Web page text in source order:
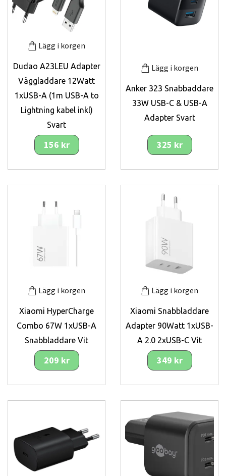
Lägg i korgen
Dudao A23LEU Adapter
Väggladdare 12Watt
1xUSB-A (1m USB-A to
Lightning kabel inkl)
Svart
156 kr
Lägg i korgen
Anker 323 Snabbaddare
33W USB-C & USB-A
Adapter Svart
325 kr
Lägg i korgen
Xiaomi HyperCharge
Combo 67W 1xUSB-A
Snabbladdare Vit
209 kr
Lägg i korgen
Xiaomi Snabbladdare
Adapter 90Watt 1xUSB-
A 2.0 2xUSB-C Vit
349 kr